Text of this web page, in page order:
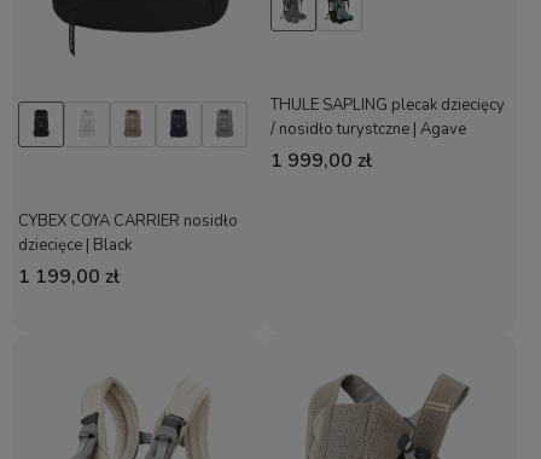
CYBEX COYA CARRIER nosidło
dziecięce | Black
1 199,00 zł
THULE SAPLING plecak dziecięcy
/ nosidło turystczne | Agave
1 999,00 zł